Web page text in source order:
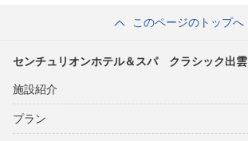
このページのトップへ
センチュリオンホテル＆スパ クラシック出雲
施設紹介
プラン